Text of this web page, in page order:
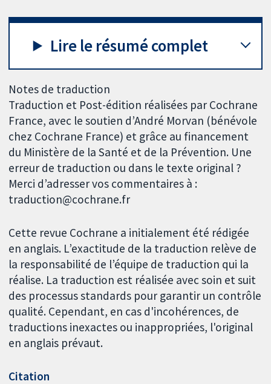
Lire le résumé complet
Notes de traduction
Traduction et Post-édition réalisées par Cochrane
France, avec le soutien d’André Morvan (bénévole
chez Cochrane France) et grâce au financement
du Ministère de la Santé et de la Prévention. Une
erreur de traduction ou dans le texte original ?
Merci d’adresser vos commentaires à :
traduction@cochrane.fr
Cette revue Cochrane a initialement été rédigée
en anglais. L’exactitude de la traduction relève de
la responsabilité de l’équipe de traduction qui la
réalise. La traduction est réalisée avec soin et suit
des processus standards pour garantir un contrôle
qualité. Cependant, en cas d'incohérences, de
traductions inexactes ou inappropriées, l'original
en anglais prévaut.
Citation